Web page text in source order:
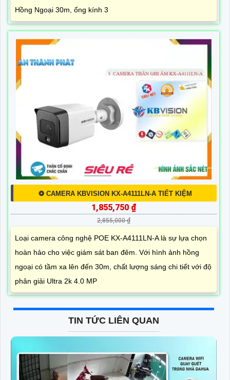
Hồng Ngoại 30m, ống kính 3
❂ CAMERA KBVISION KX-A4111LN-A TIẾT KIỆM
1,855,750 ₫
2,855,000 ₫
Loại camera công nghệ POE KX-A4111LN-A là sự lựa chọn
hoàn hảo cho việc giám sát ban đêm. Với hình ảnh hồng
ngoại có tầm xa lên đến 30m, chất lượng sáng chi tiết với độ
phân giải Ultra 2k 4.0 MP
TIN TỨC LIÊN QUAN